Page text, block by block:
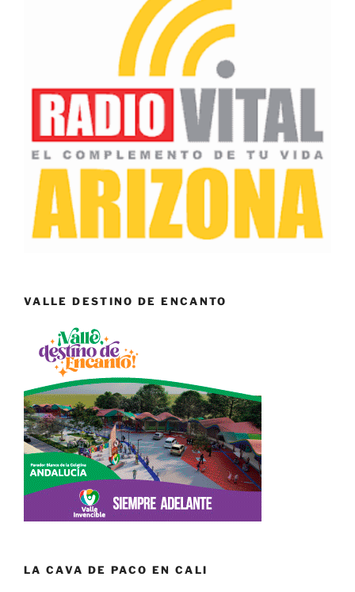
VALLE DESTINO DE ENCANTO
LA CAVA DE PACO EN CALI